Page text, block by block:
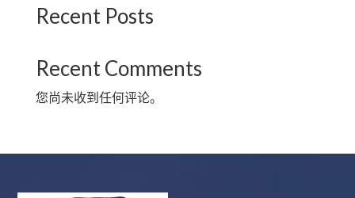
Recent Posts
Recent Comments
您尚未收到任何评论。